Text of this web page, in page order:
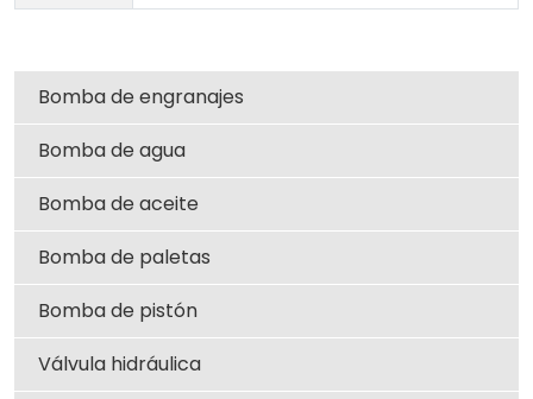
Bomba de engranajes
Bomba de agua
Bomba de aceite
Bomba de paletas
Bomba de pistón
Válvula hidráulica